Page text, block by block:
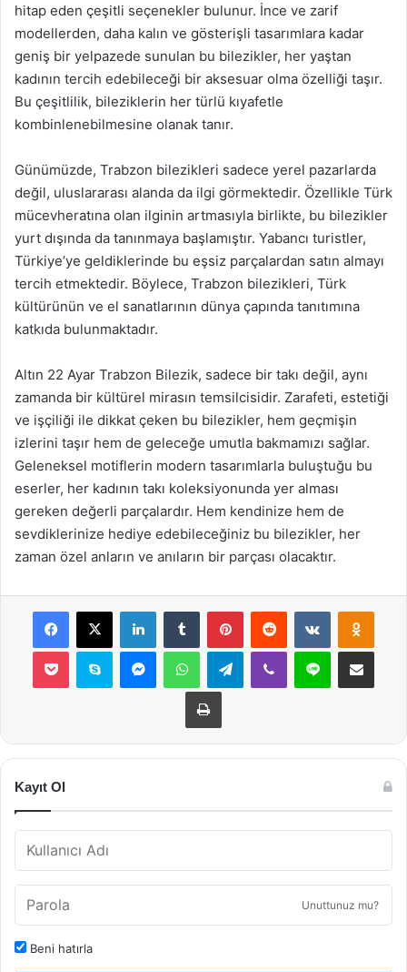
hitap eden çeşitli seçenekler bulunur. İnce ve zarif
modellerden, daha kalın ve gösterişli tasarımlara kadar
geniş bir yelpazede sunulan bu bilezikler, her yaştan
kadının tercih edebileceği bir aksesuar olma özelliği taşır.
Bu çeşitlilik, bileziklerin her türlü kıyafetle
kombinlenebilmesine olanak tanır.
Günümüzde, Trabzon bilezikleri sadece yerel pazarlarda
değil, uluslararası alanda da ilgi görmektedir. Özellikle Türk
mücevheratına olan ilginin artmasıyla birlikte, bu bilezikler
yurt dışında da tanınmaya başlamıştır. Yabancı turistler,
Türkiye’ye geldiklerinde bu eşsiz parçalardan satın almayı
tercih etmektedir. Böylece, Trabzon bilezikleri, Türk
kültürünün ve el sanatlarının dünya çapında tanıtımına
katkıda bulunmaktadır.
Altın 22 Ayar Trabzon Bilezik, sadece bir takı değil, aynı
zamanda bir kültürel mirasın temsilcisidir. Zarafeti, estetiği
ve işçiliği ile dikkat çeken bu bilezikler, hem geçmişin
izlerini taşır hem de geleceğe umutla bakmamızı sağlar.
Geleneksel motiflerin modern tasarımlarla buluştuğu bu
eserler, her kadının takı koleksiyonunda yer alması
gereken değerli parçalardır. Hem kendinize hem de
sevdiklerinize hediye edebileceğiniz bu bilezikler, her
zaman özel anların ve anıların bir parçası olacaktır.
Facebook
X LinkedInTumblr PinterestReddit VKontakte
Pocket Skype MessengerWhatsAppTelegramViber Line E-Posta ile
Yazdır
Kayıt Ol
Unuttunuz mu?
Beni hatırla